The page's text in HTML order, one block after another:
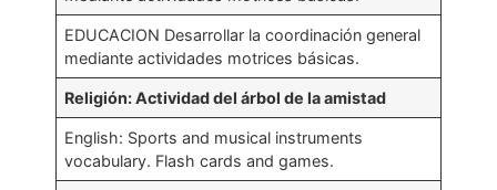
EDUCACION Desarrollar la coordinación general
mediante actividades motrices básicas.
Religión: Actividad del árbol de la amistad
English: Sports and musical instruments
vocabulary. Flash cards and games.